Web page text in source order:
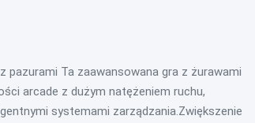
Ta zaawansowana gra z żurawami
arcade z dużym natężeniem ruchu,
systemami zarządzania.Zwiększenie